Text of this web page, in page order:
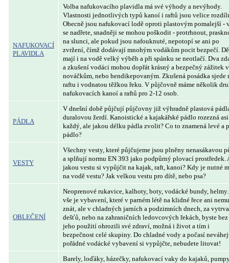
NAFUKOVACÍ
PLAVIDLA
Volba nafukovacího plavidla má své výhody a nevýhody.
Vlastnosti jednotlivých typů kanoí i raftů jsou velice
Obecně jsou nafukovací lodě oproti plastovým pomalejší -
se nadřete, snadněji se mohou poškodit - protrhnout,
na slunci, ale pokud jsou nafouknuté, nepotopí se ani po
zvržení, čímž dodávají mnohým vodákům pocit bezpečí.
mají i na vodě velký výběh a při spánku se neotlačí. Dva
a zkušení vodáci mohou dopřát krásný a bezpečný zážitek
nováčkům, nebo hendikepovaným. Zkušená posádka sjede
raftu i vodnatou těžkou řeku. V půjčovně máme několik
nafukovacích kanoí a raftů pro 2-12 osob.
PÁDLA
V dnešní době půjčují půjčovny již výhradně plastová
duralovou žerdí. Kanoistické a kajakářské pádlo rozezná asi
každý, ale jakou délku pádla zvolit? Co to znamená levé a
pádlo?
VESTY
Všechny vesty, které půjčujeme jsou plněny nenasákavou
a splňují normu EN 393 jako podpůrný plovací prostředek.
jakou vestu si vypůjčit na kajak, raft, kanoi? Kdy je nutné
na vodě vestu? Jak velkou vestu pro dítě, nebo psa?
OBLEČENÍ
Neoprenové rukavice, kalhoty, boty, vodácké bundy,
vše je vybavení, které v parném létě na klidné řece ani
znát, ale v chladných jarních a podzimních dnech, za
dešťů, nebo na zahraničních ledovcových řekách, byste bez
jeho použití ohrozili své zdraví, možná i život a tím i
bezpečnost celé skupiny. Do chladné vody a počasí
pořádné vodácké vybavení si vypůjčte, nebudete litovat!
Barely, loďáky, házečky, nafukovací vaky do kajaků,